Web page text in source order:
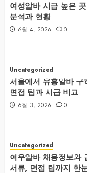
여성알바 시급 높은
분석과 현황
6월 4, 2026 0
Uncategorized
서울에서 유흥알바
면접 팁과 시급 비교
6월 3, 2026 0
Uncategorized
여우알바 채용정보와
서류, 면접 팁까지 한